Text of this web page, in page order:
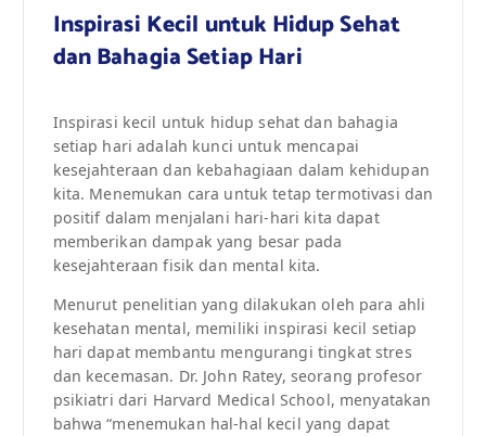
Inspirasi Kecil untuk Hidup Sehat
dan Bahagia Setiap Hari
Inspirasi kecil untuk hidup sehat dan bahagia
setiap hari adalah kunci untuk mencapai
kesejahteraan dan kebahagiaan dalam kehidupan
kita. Menemukan cara untuk tetap termotivasi dan
positif dalam menjalani hari-hari kita dapat
memberikan dampak yang besar pada
kesejahteraan fisik dan mental kita.
Menurut penelitian yang dilakukan oleh para ahli
kesehatan mental, memiliki inspirasi kecil setiap
hari dapat membantu mengurangi tingkat stres
dan kecemasan. Dr. John Ratey, seorang profesor
psikiatri dari Harvard Medical School, menyatakan
bahwa “menemukan hal-hal kecil yang dapat